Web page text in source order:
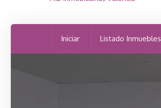
Iniciar Listado Inmuebles